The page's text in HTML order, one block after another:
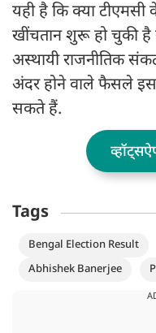
यही है कि क्या
खींचतान शुरू हो चुकी है
अस्थायी राजनीतिक
अंदर होने वाले फैसले
सकते हैं.
Tags
Bengal Election Result
Abhishek Banerjee